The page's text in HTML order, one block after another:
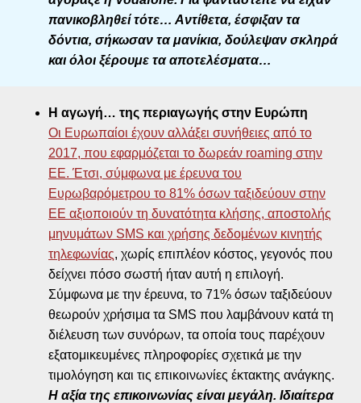
πανικοβληθεί τότε… Αντίθετα, έσφιξαν τα
δόντια, σήκωσαν τα μανίκια, δούλεψαν σκληρά
και όλοι ξέρουμε τα αποτελέσματα…
Η αγωγή… της περιαγωγής στην Ευρώπη
Οι Ευρωπαίοι έχουν αλλάξει συνήθειες από το
2017, που εφαρμόζεται το δωρεάν roaming στην
ΕΕ. Έτσι, σύμφωνα με έρευνα του
Ευρωβαρόμετρου το 81% όσων ταξιδεύουν στην
ΕΕ αξιοποιούν τη δυνατότητα κλήσης, αποστολής
μηνυμάτων SMS και χρήσης δεδομένων κινητής
τηλεφωνίας, χωρίς επιπλέον κόστος, γεγονός που
δείχνει πόσο σωστή ήταν αυτή η επιλογή.
Σύμφωνα με την έρευνα, το 71% όσων ταξιδεύουν
θεωρούν χρήσιμα τα SMS που λαμβάνουν κατά τη
διέλευση των συνόρων, τα οποία τους παρέχουν
εξατομικευμένες πληροφορίες σχετικά με την
τιμολόγηση και τις επικοινωνίες έκτακτης ανάγκης.
Η αξία της επικοινωνίας είναι μεγάλη. Ιδιαίτερα